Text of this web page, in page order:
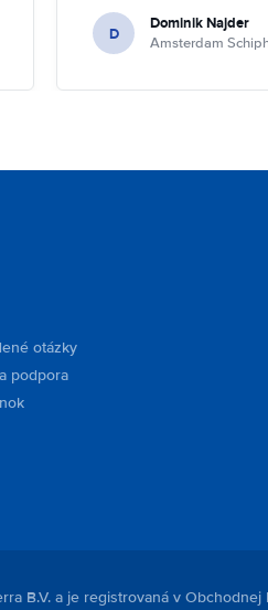
after that the invoice will
I'm not sure if it's a
with the car overnight
D Dominik Najder
Amsterdam
otázky
podpora
B.V. a je registrovaná v